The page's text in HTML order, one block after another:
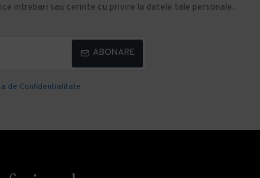
intrebari sau cerinte cu privire la datele tale personale.
ABONARE
de Confidentialitate